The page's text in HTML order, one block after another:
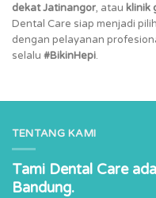
dekat Jatinangor, atau klinik
Dental Care siap menjadi
dengan pelayanan
selalu #BikinHepi.
TENTANG KAMI
Tami Dental Care
Bandung.